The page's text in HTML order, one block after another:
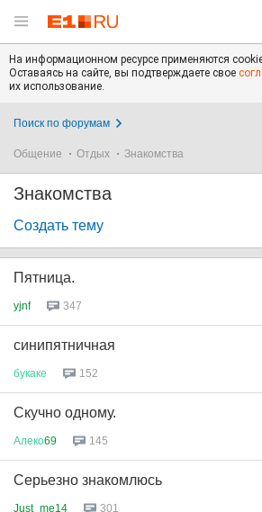
На информационном ресурсе применяются
Оставаясь на сайте, вы подтверждаете свое
их использование.
Поиск по форумам
Общение Отдых Знакомства
Знакомства
Создать тему
Пятница.
yjnf 347
синипятничная
букаке 152
Скучно одному.
Алеко69 145
Серьезно знакомлюсь
Just_me14 301